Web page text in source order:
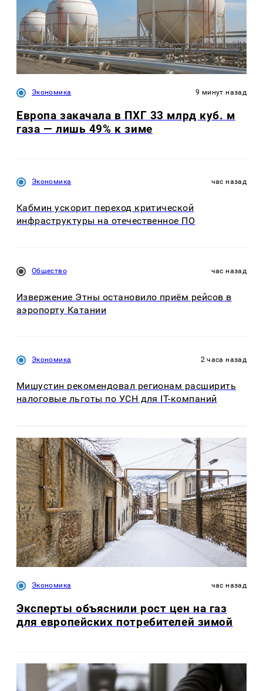
Экономика 9 минут назад
Европа закачала в ПХГ 33 млрд куб. м
газа — лишь 49% к зиме
Экономика час назад
Кабмин ускорит переход критической
инфраструктуры на отечественное ПО
Общество час назад
Извержение Этны остановило приём рейсов в
аэропорту Катании
Экономика 2 часа назад
Мишустин рекомендовал регионам расширить
налоговые льготы по УСН для IT-компаний
Экономика час назад
Эксперты объяснили рост цен на газ
для европейских потребителей зимой